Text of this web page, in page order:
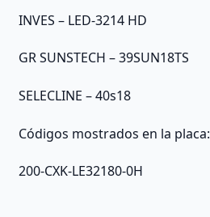
INVES – LED-3214 HD
GR SUNSTECH – 39SUN18TS
SELECLINE – 40s18
Códigos mostrados en la placa:
200-CXK-LE32180-0H